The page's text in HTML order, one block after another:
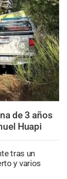
de 3 años
Huapi
tras un
y varios